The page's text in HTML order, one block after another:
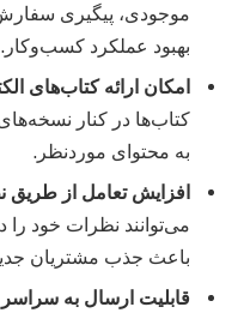
موجودی، پیگیری
بهبود عملکرد کسب‌وکار.
امکان ارائه کتاب‌های
کتاب‌ها در کنار
به محتوای موردنظر.
افزایش تعامل از
می‌توانند نظرات خود را
باعث جذب مشتریان
قابلیت ارسال به